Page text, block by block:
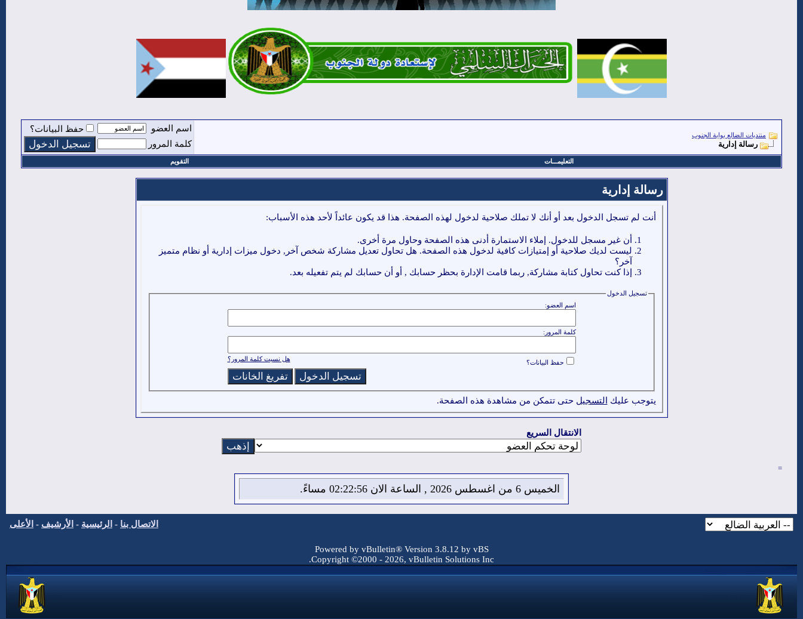
منتديات الضالع بوابة الجنوب
رسالة إدارية
اسم العضو
حفظ البيانات؟
كلمة المرور
التعليمـــات التقويم
رسالة إدارية
أنت لم تسجل الدخول بعد أو أنك لا تملك صلاحية لدخول لهذه الصفحة. هذا قد يكون عائداً لأحد هذه الأسباب:
أن غير مسجل للدخول. إملاء الاستمارة أدنى هذه الصفحة وحاول مرة أخرى.
ليست لديك صلاحية أو إمتيازات كافية لدخول هذه الصفحة. هل تحاول تعديل مشاركة شخص آخر, دخول ميزات إدارية أو نظام متميز
آخر؟
إذا كنت تحاول كتابة مشاركة, ربما قامت الإدارة بحظر حسابك , أو أن حسابك لم يتم تفعيله بعد.
تسجيل الدخول
اسم العضو:
كلمة المرور:
هل نسيت كلمة المرور؟ حفظ البيانات؟
يتوجب عليك التسجيل حتى تتمكن من مشاهدة هذه الصفحة.
الانتقال السريع
=
الخميس 6 من اغسطس 2026 , الساعة الان 02:22:57 مساءً.
الاتصال بنا - الرئيسية - الأرشيف - الأعلى
Powered by vBulletin® Version 3.8.12 by vBS
Copyright ©2000 - 2026, vBulletin Solutions Inc.